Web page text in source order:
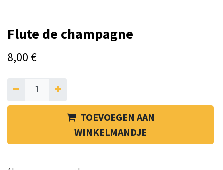
Flute de champagne
8,00 €
TOEVOEGEN AAN
WINKELMANDJE